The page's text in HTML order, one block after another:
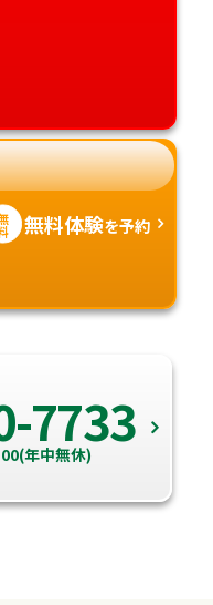
無料体験を予約
7733
年中無休)